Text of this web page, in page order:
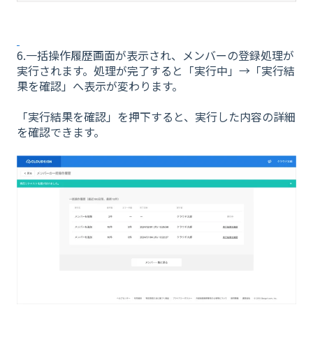
6.一括操作履歴画面が表示され、メンバーの登録処理が
実行されます。処理が完了すると「実行中」→「実行結
果を確認」へ表示が変わります。
「実行結果を確認」を押下すると、実行した内容の詳細
を確認できます。